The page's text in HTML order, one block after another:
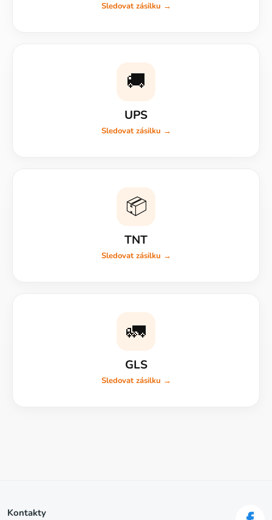
Sledovat zásilku →
🚚
UPS
Sledovat zásilku →
📦
TNT
Sledovat zásilku →
🚛
GLS
Sledovat zásilku →
Kontakty